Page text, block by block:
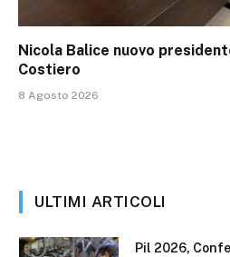
Nicola Balice nuovo
Costiero
8 Agosto 2026
ULTIMI ARTICOLI
Pil 2026,